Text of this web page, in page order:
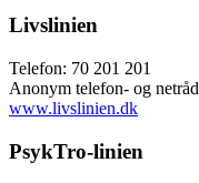
Livslinien
Telefon: 70 201 201
Anonym telefon- og
www.livslinien.dk
PsykTro-linien